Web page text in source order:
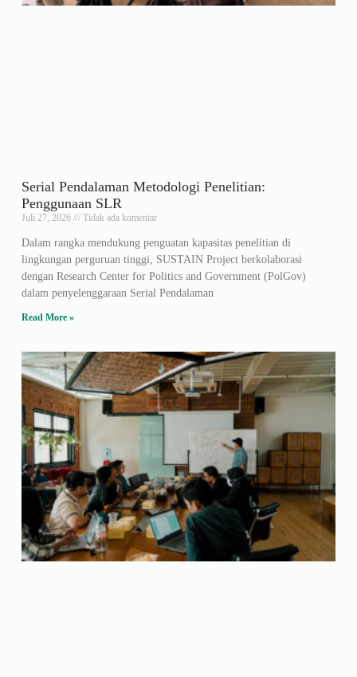
Serial Pendalaman Metodologi Penelitian:
Penggunaan SLR
Juli 27, 2026 Tidak ada komentar
Dalam rangka mendukung penguatan kapasitas penelitian di
lingkungan perguruan tinggi, SUSTAIN Project berkolaborasi
dengan Research Center for Politics and Government (PolGov)
dalam penyelenggaraan Serial Pendalaman
Read More »